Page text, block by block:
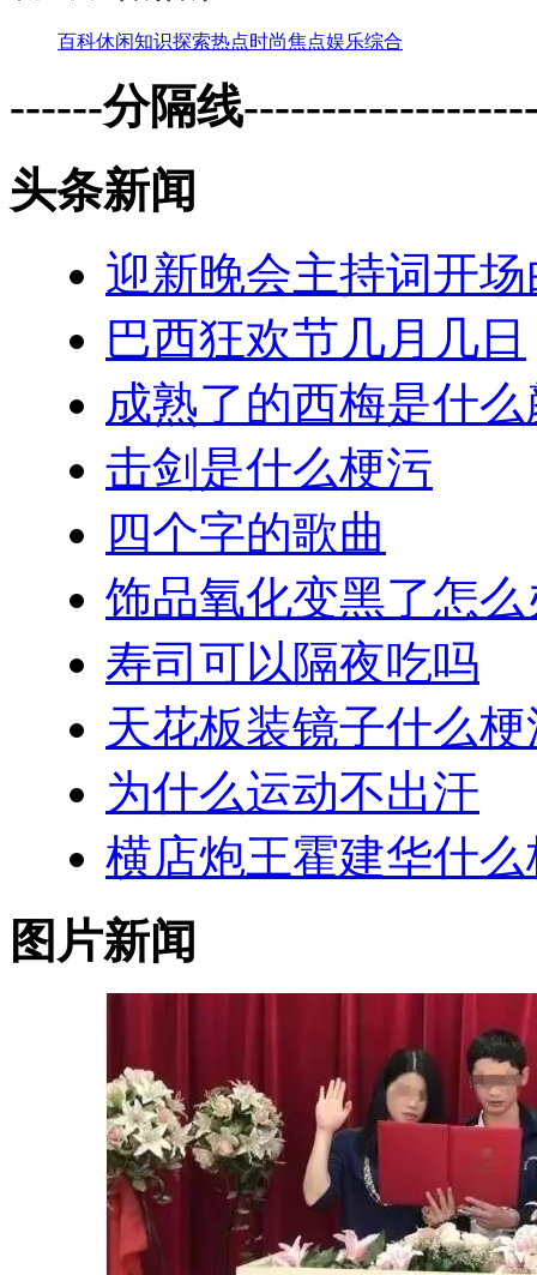
百科休闲知识探索热点时尚焦点娱乐综合
------分隔线
头条新闻
迎新晚会主持词开场
巴西狂欢节几月几日
成熟了的西梅是什
击剑是什么梗污
四个字的歌曲
饰品氧化变黑了怎么
寿司可以隔夜吃吗
天花板装镜子什么
为什么运动不出汗
横店炮王霍建华什么
图片新闻